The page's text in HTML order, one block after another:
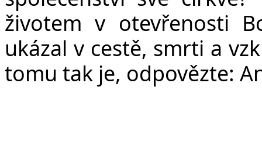
životem v otevřenosti
ukázal v cestě, smrti a
tomu tak je, odpovězte: